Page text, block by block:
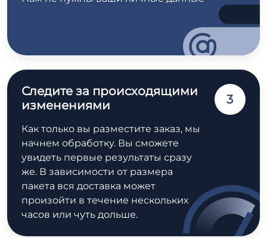
Следите за происходящими
изменениями
Как только вы разместите заказ, мы
начнем обработку. Вы сможете
увидеть первые результаты сразу
же. В зависимости от размера
пакета вся доставка может
произойти в течение нескольких
часов или чуть дольше.
3